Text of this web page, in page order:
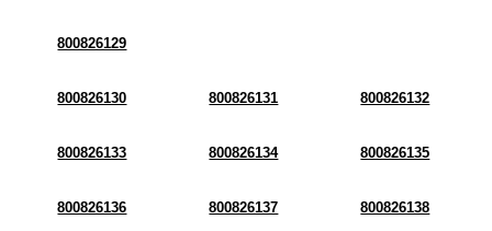
800826129
800826130 800826131 800826132
800826133 800826134 800826135
800826136 800826137 800826138